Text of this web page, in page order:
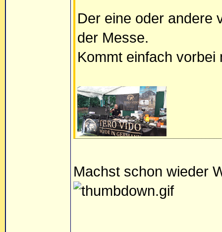
Der eine oder andere
der Messe.
Kommt einfach vorbei
Machst schon wieder